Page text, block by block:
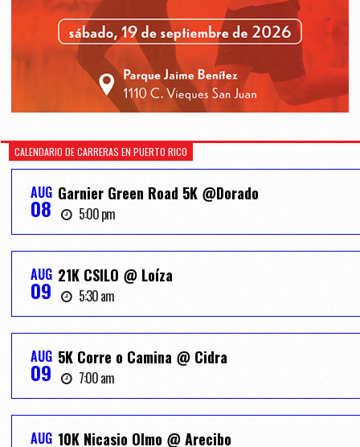
CALENDARIO DE CARRERAS EN PUERTO RICO
AUG
08
Garnier Green Road 5K @Dorado
5:00 pm
AUG
09
21K CSILO @ Loíza
5:30 am
AUG
09
5K Corre o Camina @ Cidra
7:00 am
AUG 10K Nicasio Olmo @ Arecibo